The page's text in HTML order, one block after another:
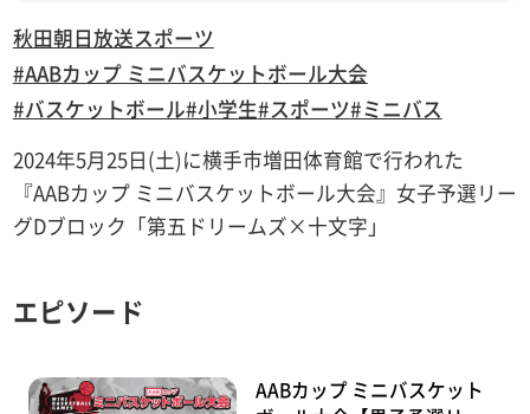
秋田朝日放送 スポーツ
#AABカップ ミニバスケットボール大会
#バスケットボール#小学生#スポーツ#ミニバス
2024年5月25日(土)に横手市増田体育館で行われた
『AABカップ ミニバスケットボール大会』女子予選リー
グDブロック「第五ドリームズ×十文字」
エピソード
AABカップ ミニバスケット